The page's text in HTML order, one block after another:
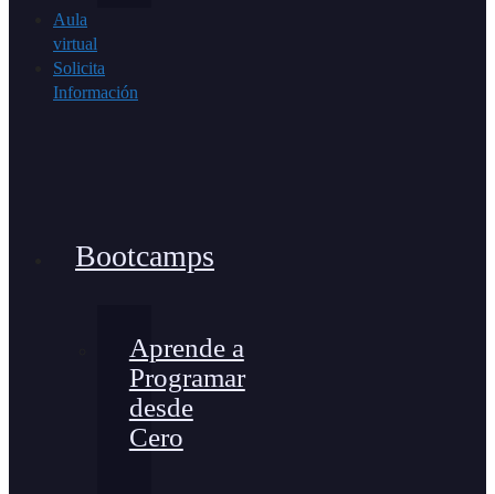
Aula
virtual
Solicita
Información
Bootcamps
Aprende a
Programar
desde
Cero